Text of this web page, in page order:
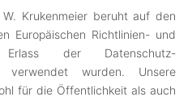
Krukenmeier beruht auf den
Europäischen Richtlinien- und
Erlass der Datenschutz-
verwendet wurden. Unsere
für die Öffentlichkeit als auch